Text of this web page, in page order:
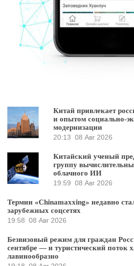
Китай привлекает
и опытом социально-
модернизации
20:13 08 Авг 2026
Китайский ученый
группу
облачного ИИ
19:59 08 Авг 2026
Термин «Chinamaxxing» недавно
зарубежных соцсетях
19:58 08 Авг 2026
Безвизовый режим для граждан
сентябре — и туристический поток
лавинообразно